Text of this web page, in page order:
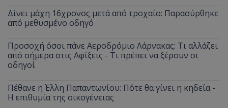
Δίνει μάχη 16χρονος μετά από τροχαίο: Παρασύρθηκε
από μεθυσμένο οδηγό
Προσοχή όσοι πάνε Αεροδρόμιο Λάρνακας: Τι αλλάζει
από σήμερα στις Αφίξεις - Τι πρέπει να ξέρουν οι
οδηγοί
Πέθανε η Έλλη Παπαντωνίου: Πότε θα γίνει η κηδεία -
Η επιθυμία της οικογένειας